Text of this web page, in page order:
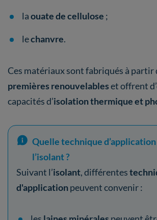
laouate de cellulose ;
lechanvre.
Ces matériaux sont fabriqués à partir
premières renouvelableset offrent
capacités d’isolation thermique et
Quelle technique
l’isolant ?
Suivant l’isolant, différentes
d'applicationpeuvent convenir :